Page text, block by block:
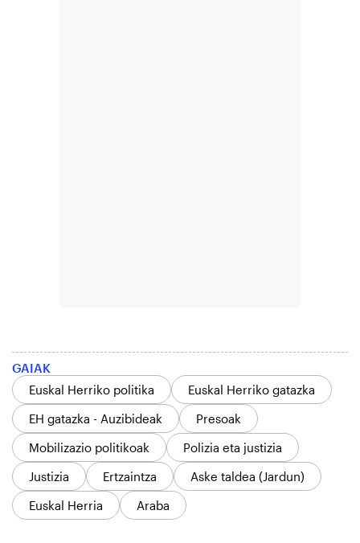
GAIAK
Euskal Herriko politika
Euskal Herriko gatazka
EH gatazka - Auzibideak
Presoak
Mobilizazio politikoak
Polizia eta justizia
Justizia
Ertzaintza
Aske taldea (Jardun)
Euskal Herria
Araba